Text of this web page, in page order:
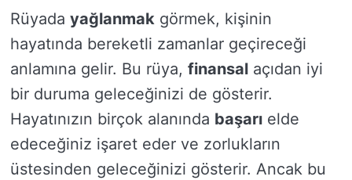
Rüyada yağlanmak görmek, kişinin
hayatında bereketli zamanlar geçireceği
anlamına gelir. Bu rüya, finansal açıdan iyi
bir duruma geleceğinizi de gösterir.
Hayatınızın birçok alanında başarı elde
edeceğiniz işaret eder ve zorlukların
üstesinden geleceğinizi gösterir. Ancak bu